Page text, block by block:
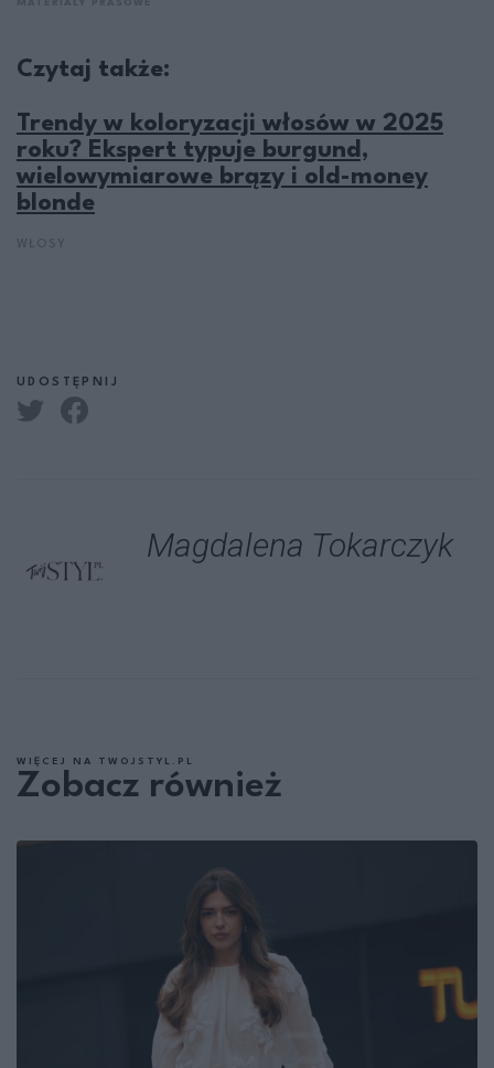
Czytaj także:
Trendy w koloryzacji włosów w 2025
roku? Ekspert typuje burgund,
wielowymiarowe brązy i old-money
blonde
UDOSTĘPNIJ
Magdalena Tokarczyk
WIĘCEJ NA TWOJSTYL.PL
Zobacz również